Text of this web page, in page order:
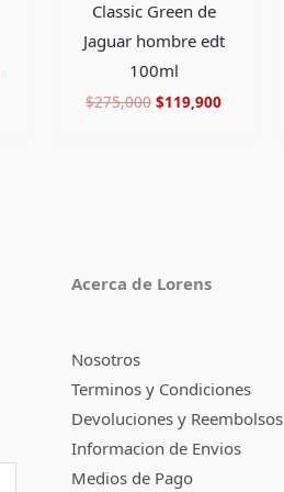
Classic Green de
Jaguar hombre edt
100ml
$275,000 $119,900
Acerca de Lorens
Nosotros
Terminos y Condiciones
Devoluciones y Reembolsos
Informacion de Envios
Medios de Pago